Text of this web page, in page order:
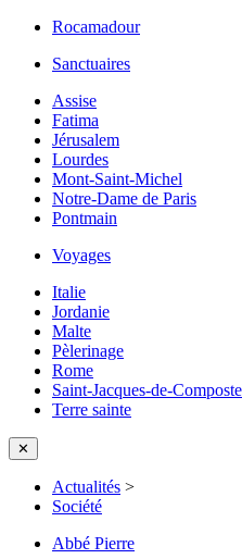
Rocamadour
Sanctuaires
Assise
Fatima
Jérusalem
Lourdes
Mont-Saint-Michel
Notre-Dame de Paris
Pontmain
Voyages
Italie
Jordanie
Malte
Pèlerinage
Rome
Saint-Jacques-de-
Terre sainte
✕
Actualités >
Société
Abbé Pierre